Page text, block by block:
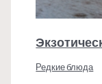
Редкие блюда